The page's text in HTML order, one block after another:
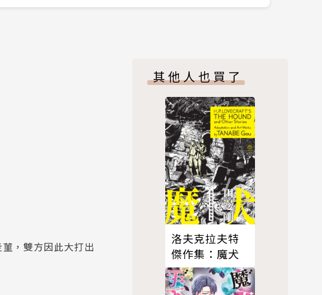
，雙方因此大打出
其他人也買了
洛夫克拉夫特
傑作集：魔犬